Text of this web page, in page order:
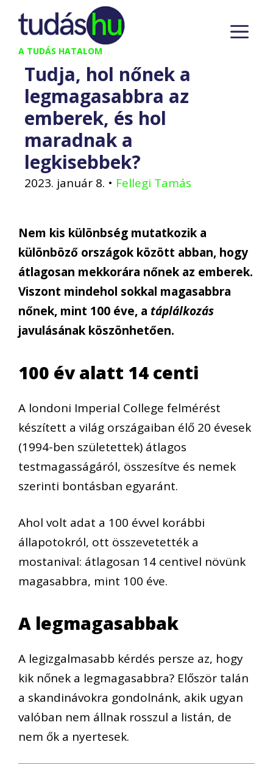
Kilépés
tartalomba
A TUDÁS HATALOM
Tudja, hol nőnek a
legmagasabbra az
emberek, és hol
maradnak a
legkisebbek?
2023. január 8. • Fellegi Tamás
Nem kis különbség mutatkozik a
különböző országok között abban, hogy
átlagosan mekkorára nőnek az emberek.
Viszont mindehol sokkal magasabbra
nőnek, mint 100 éve, a táplálkozás
javulásának köszönhetően.
100 év alatt 14 centi
A londoni Imperial College felmérést
készített a világ országaiban élő 20 évesek
(1994-ben születettek) átlagos
testmagasságáról, összesítve és nemek
szerinti bontásban egyaránt.
Ahol volt adat a 100 évvel korábbi
állapotokról, ott összevetették a
mostanival: átlagosan 14 centivel növünk
magasabbra, mint 100 éve.
A legmagasabbak
A legizgalmasabb kérdés persze az, hogy
kik nőnek a legmagasabbra? Először talán
a skandinávokra gondolnánk, akik ugyan
valóban nem állnak rosszul a listán, de
nem ők a nyertesek.